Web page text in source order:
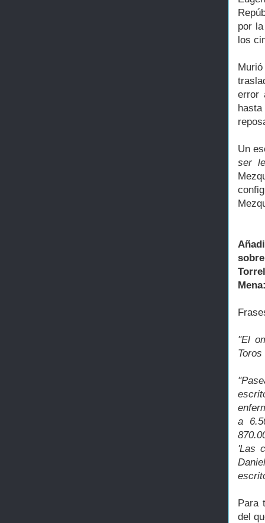
por
los
error
Un
ser
"El
a
'Las
Para
del